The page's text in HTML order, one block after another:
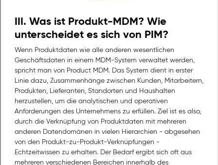
III. Was ist Produkt-MDM? Wie
unterscheidet es sich von PIM?
Wenn Produktdaten wie alle anderen wesentlichen
Geschäftsdaten in einem MDM-System verwaltet werden,
spricht man von Product MDM. Das System dient in erster
Linie dazu, Zusammenhänge zwischen Kunden, Mitarbeitern,
Produkten, Lieferanten, Standorten und Haushalten
herzustellen, um die analytischen und operativen
Anforderungen des Unternehmens zu erfüllen. Ziel ist es also,
durch die Verknüpfung von Produktdaten mit mehreren
anderen Datendomänen in vielen Hierarchien - abgesehen
von den Produkt-zu-Produkt-Verknüpfungen -
Echtzeitwissen zu erhalten. Der Bedarf ergibt sich oft aus
mehreren verschiedenen Bereichen innerhalb des